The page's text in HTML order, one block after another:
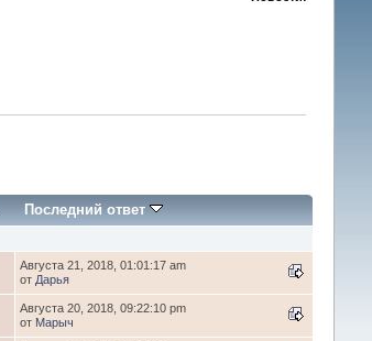
Последний ответ
Августа 21, 2018, 01:01:17 am
от Дарья
Августа 20, 2018, 09:22:10 pm
от Марыч